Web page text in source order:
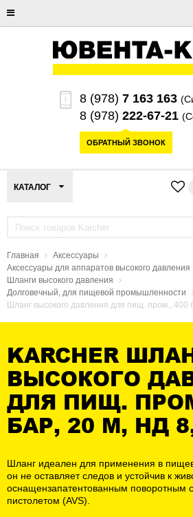
8 (978) 7 163 163
8 (978) 222-67-21
ОБРАТНЫЙ ЗВОНОК
КАТАЛОГ
Главная
Аксессуары
Аксессуары для аппаратов высокого давления
Шланги высокого давления
Долговечный, для пищевой промышленности
Шланг высокого давления для пищ. пром., 400
KARCHER
ВЫСОКОГО
ДЛЯ ПИЩ.
БАР, 20 М, НД
Шланг идеален для применения в
он не оставляет следов и устойчив к
оснащензапатентованным поворотным
пистолетом (AVS).